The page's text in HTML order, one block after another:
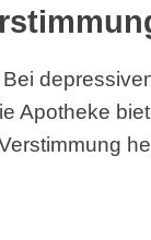
Apotheke